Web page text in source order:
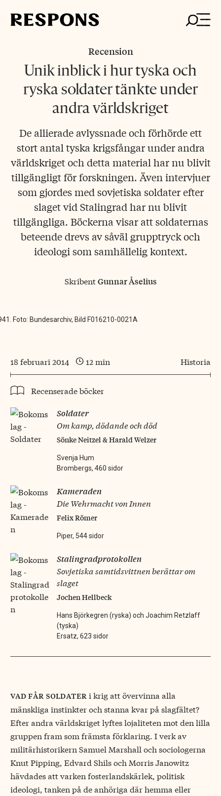
Recension
Unik inblick i hur tyska och
ryska soldater tänkte under
andra världskriget
De allierade avlyssnade och förhörde ett
stort antal tyska krigsfångar under andra
världskriget och detta material har nu blivit
tillgängligt för forskningen. Även intervjuer
som gjordes med sovjetiska soldater efter
slaget vid Stalingrad har nu blivit
tillgängliga. Böckerna visar att soldaternas
beteende drevs av såväl grupptryck och
ideologi som samhällelig kontext.
SkribentGunnar Åselius
Foto: Bundesarchiv, Bild F016210-0021A
18 februari 2014 12 min Historia
Recenserade böcker
Soldater
Om kamp, dödande och död
Sönke Neitzel & Harald Welzer
Svenja Hum
Brombergs, 460 sidor
Kameraden
Die Wehrmacht von Innen
Felix Römer
Piper, 544 sidor
Stalingradprotokollen
Sovjetiska samtidsvittnen berättar om
slaget
Jochen Hellbeck
Hans Björkegren (ryska) och Joachim Retzlaff
(tyska)
Ersatz, 623 sidor
vad får soldateri krig att övervinna alla
mänskliga instinkter och stanna kvar på slagfältet?
Efter andra världskriget lyftes lojaliteten mot den lilla
gruppen fram som främsta förklaring. I verk av
militärhistorikern Samuel Marshall och sociologerna
Knut Pipping, Edvard Shils och Morris Janowitz
hävdades att varken fosterlandskärlek, politisk
ideologi, tanken på de anhöriga där hemma eller